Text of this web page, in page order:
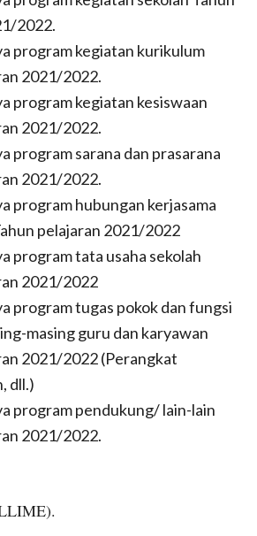
2022.
program kegiatan kurikulum
2021/2022.
program kegiatan kesiswaan
2021/2022.
program sarana dan prasarana
2021/2022.
program hubungan kerjasama
pelajaran 2021/2022
program tata usaha sekolah
2021/2022
program tugas pokok dan fungsi
masing guru dan karyawan
2021/2022 (Perangkat
dll.)
program pendukung/ lain-lain
2021/2022.